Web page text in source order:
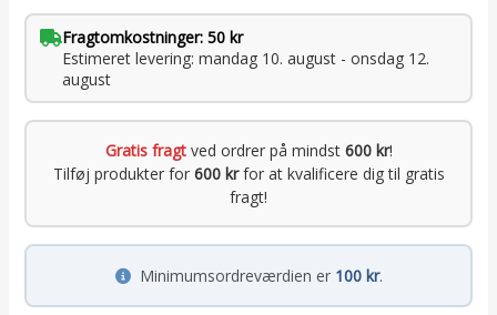
Fragtomkostninger: 50 kr
Estimeret levering: mandag 10. august - onsdag 12.
august
Gratis fragtved ordrer på mindst 600 kr!
Tilføj produkter for 600 krfor at kvalificere dig til gratis
fragt!
Minimumsordreværdien er 100 kr.